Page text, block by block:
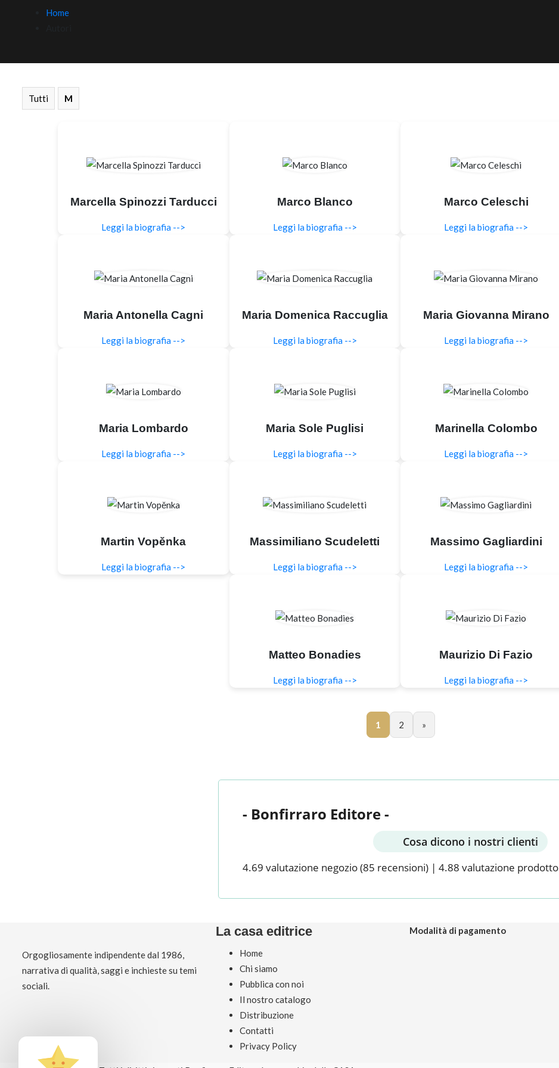
Home
Tutti M
Marcella Spinozzi Tarducci
Leggi la biografia -->
Marco Blanco
Leggi la biografia -->
Marco Celeschi
Leggi la biografia -->
Maria Antonella Cagni
Leggi la biografia -->
Maria Domenica Raccuglia
Leggi la biografia -->
Maria Giovanna Mirano
Leggi la biografia -->
Maria Lombardo
Leggi la biografia -->
Maria Sole Puglisi
Leggi la biografia -->
Marinella Colombo
Leggi la biografia -->
Martin Vopěnka
Leggi la biografia -->
Massimiliano Scudeletti
Leggi la biografia -->
Massimo Gagliardini
Leggi la biografia -->
Matteo Bonadies
Leggi la biografia -->
Maurizio Di Fazio
Leggi la biografia -->
1 2 »
- Bonfirraro Editore -
Cosa dicono i nostri clienti
4.69 valutazione negozio(85 recensioni) | 4.88 valutazione prodotto
Orgogliosamente indipendente dal 1986,
narrativa di qualità, saggi e inchieste su temi
sociali.
La casa editrice
Home
Chi siamo
Pubblica con noi
Il nostro catalogo
Distribuzione
Contatti
Privacy Policy
Modalità di pagamento